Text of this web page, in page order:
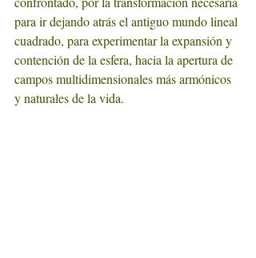
para ir dejando atrás el antiguo mundo lineal
cuadrado, para experimentar la expansión y
contención de la esfera, hacia la apertura de
campos multidimensionales más armónicos
y naturales de la vida.